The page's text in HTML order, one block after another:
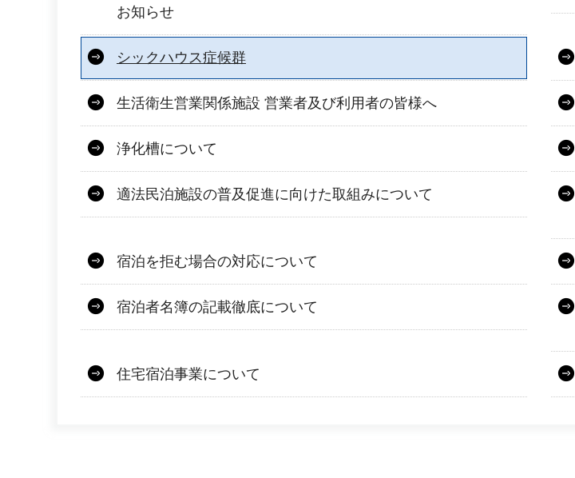
お知らせ
シックハウス症候群
生活衛生営業関係施設 営業者及び利用者の皆様へ
浄化槽について
適法民泊施設の普及促進に向けた取組みについて
宿泊を拒む場合の対応について
宿泊者名簿の記載徹底について
住宅宿泊事業について